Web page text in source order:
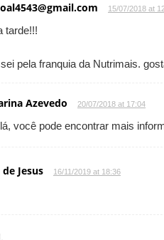
15/07/2018 at
tarde!!!
pela franquia da Nutrimais.
Azevedo 20/07/2018 at 17:04
você pode encontrar mais
Jesus 16/11/2019 at 18:36